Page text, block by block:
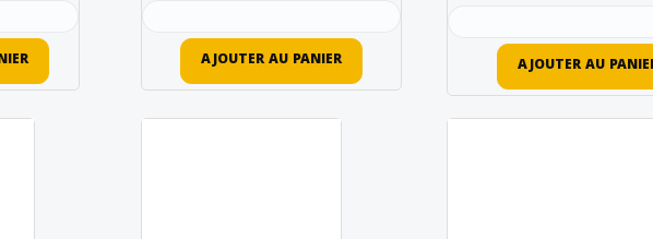
AJOUTER AU PANIER AJOUTER AU